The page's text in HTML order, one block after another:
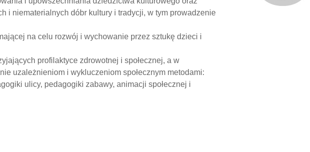
i niematerialnych dóbr kultury i tradycji, w tym prowadzenie
na celu rozwój i wychowanie przez sztukę dzieci i
profilaktyce zdrowotnej i społecznej, a w
uzależnieniom i wykluczeniom społecznym metodami:
ulicy, pedagogiki zabawy, animacji społecznej i